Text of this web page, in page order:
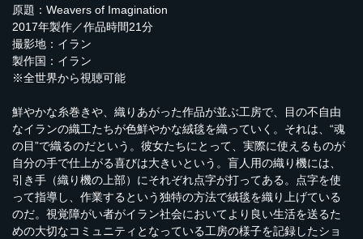
原題：Weavers of Imagination
2017年製作／作品時間21分
撮影地：イラン
製作国：イラン
※全世界から視聴可能
鮮やかな糸巻きや、織りあがった作品が並ぶ工房で、目の不自由
なイランの織工たちが色鮮やかな絨毯を織っていく。それは、“魂
の目”で織るのだという。彼女たちにとって、実際に使えるものが
自分の手で仕上がる喜びは大きいという。盲人用の織り機には、
引き手（織り機の上部）にそれぞれ点字が打ってある。点字を使
って指導し、作業するという独特の方法で絨毯を織り上げている
のだ。視覚障がい者がイラン社会においてより良い生活を送るた
めの大切なコミュニティとなっている工房の様子を記録したショ